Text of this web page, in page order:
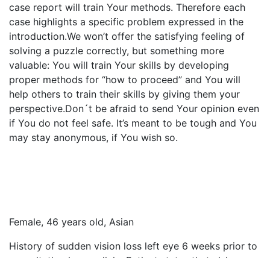
case report will train Your methods. Therefore each
case highlights a specific problem expressed in the
introduction.We won’t offer the satisfying feeling of
solving a puzzle correctly, but something more
valuable: You will train Your skills by developing
proper methods for “how to proceed” and You will
help others to train their skills by giving them your
perspective.Don´t be afraid to send Your opinion even
if You do not feel safe. It’s meant to be tough and You
may stay anonymous, if You wish so.
Female, 46 years old, Asian
History of sudden vision loss left eye 6 weeks prior to